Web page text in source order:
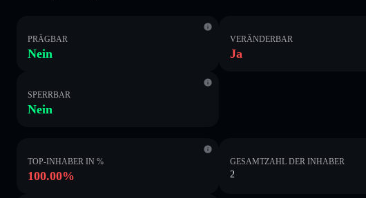
PRÄGBAR
Nein
VERÄNDERBAR
Ja
SPERRBAR
Nein
TOP-INHABER IN %
100.00%
GESAMTZAHL DER INHABER
2